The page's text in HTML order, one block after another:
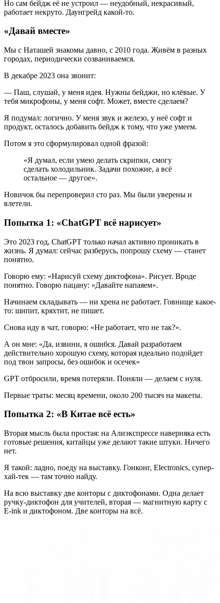
Но сам бейдж её не устроил — неудобный, некрасивый,
работает некруто. Даунгрейд какой-то.
«Давай вместе»
Мы с Наташей знакомы давно, с 2010 года. Живём в разных
городах, периодически созваниваемся.
В декабре 2023 она звонит:
— Паш, слушай, у меня идея. Нужны бейджи, но клёвые. У
тебя микрофоны, у меня софт. Может, вместе сделаем?
Я подумал: логично. У меня звук и железо, у неё софт и
продукт, осталось добавить бейдж к тому, что уже умеем.
Потом я это сформулировал одной фразой:
«Я думал, если умею делать скрипки, смогу
сделать холодильник. Задачи похожие, а всё
остальное — другое».
Новичок бы перепроверил сто раз. Мы были уверены и
влетели.
Попытка 1: «ChatGPT всё нарисует»
Это 2023 год, ChatGPT только начал активно проникать в
жизнь. Я думал: сейчас разберусь, попрошу схему — станет
понятно.
Говорю ему: «Нарисуй схему диктофона». Рисует. Вроде
понятно. Говорю пацану: «Давайте напаяем».
Начинаем складывать — ни хрена не работает. Говнище какое-
то: шипит, кряхтит, не пишет.
Снова иду в чат, говорю: «Не работает, что не так?».
А он мне: «Да, извини, я ошибся. Давай разработаем
действительно хорошую схему, которая идеально подойдет
под твои запросы, без ошибок и осечек»
GPT отбросили, время потеряли. Поняли — делаем с нуля.
Первые траты: месяц времени, около 200 тысяч на макеты.
Попытка 2: «В Китае всё есть»
Вторая мысль была простая: на Алиэкспрессе наверняка есть
готовые решения, китайцы уже делают такие штуки. Ничего
нет.
Я такой: ладно, поеду на выставку. Гонконг, Electronics, супер-
хай-тек — там точно найду.
На всю выставку две конторы с диктофонами. Одна делает
ручку-диктофон для учителей, вторая — магнитную карту с
E-ink и диктофоном. Две конторы на всё.